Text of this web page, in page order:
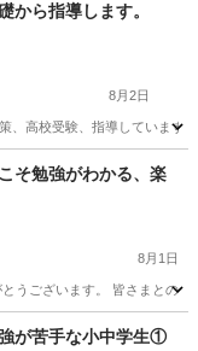
から指導します。
8月2日
、高校受験、指導しています
そ勉強がわかる、楽
8月1日
うございます。 皆さまとの
が苦手な小中学生①